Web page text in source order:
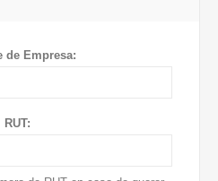
de Empresa:
RUT: